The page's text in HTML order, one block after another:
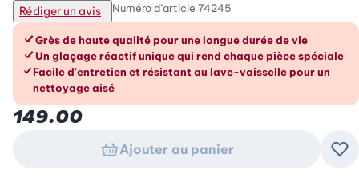
Rédiger un avis Numéro d’article 74245
Les avantages en un coup d’œil
Grès de haute qualité pour une longue durée de vie
Un glaçage réactif unique qui rend chaque pièce spéciale
Facile d'entretien et résistant au lave-vaisselle pour un
nettoyage aisé
149.00
Ajouter au panier